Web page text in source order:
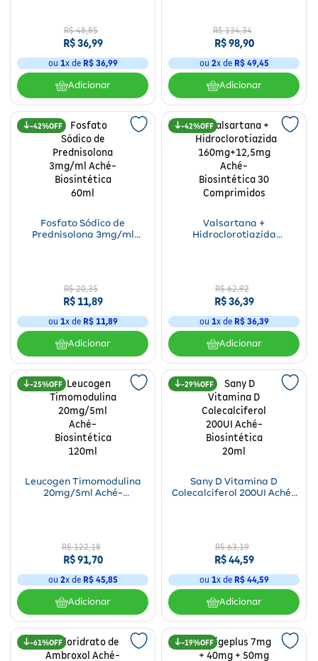
R$ 48,85
R$36,99
ou 1x de R$ 36,99
Adicionar
R$ 134,34
R$98,90
ou 2x de R$ 49,45
Adicionar
42%
Fosfato Sódico de
Prednisolona 3mg/ml
R$ 20,35
R$11,89
ou 1x de R$ 11,89
Adicionar
42%
Valsartana +
Hidroclorotiazida
R$ 62,92
R$36,39
ou 1x de R$ 36,39
Adicionar
25%
Leucogen Timomodulina
20mg/5ml Aché-
R$ 122,18
R$91,70
ou 2x de R$ 45,85
Adicionar
29%
Sany D Vitamina D
Colecalciferol 200UI Aché-
R$ 63,19
R$44,59
ou 1x de R$ 44,59
Adicionar
61% 19%